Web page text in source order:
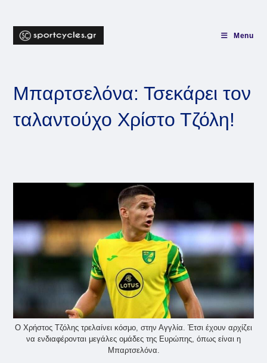
content
Menu
Μπαρτσελόνα: Τσεκάρει τον
ταλαντούχο Χρίστο Τζόλη!
Ο Χρήστος Τζόλης τρελαίνει κόσμο, στην Αγγλία. Έτσι έχουν αρχίζει
να ενδιαφέρονται μεγάλες ομάδες της Ευρώπης, όπως είναι η
Μπαρτσελόνα.